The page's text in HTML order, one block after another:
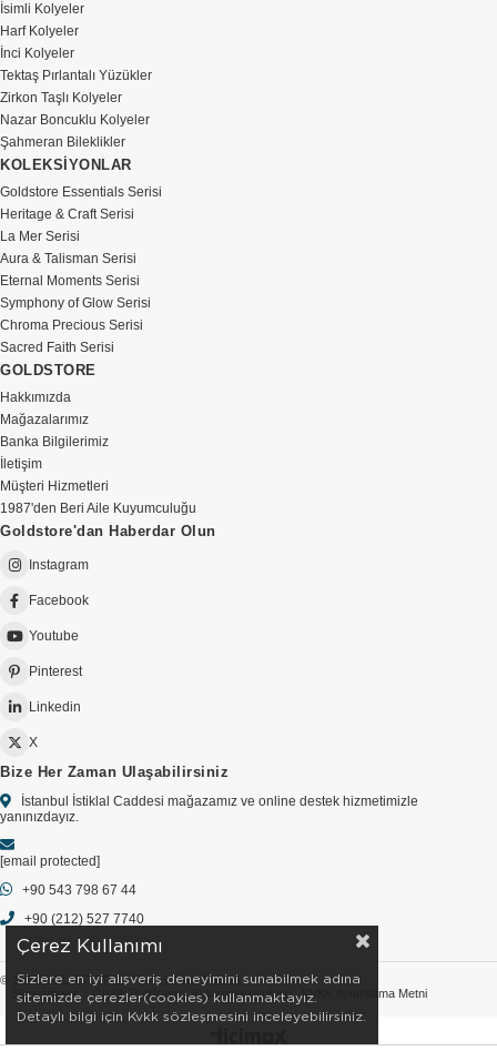
İsimli Kolyeler
Harf Kolyeler
İnci Kolyeler
Tektaş Pırlantalı Yüzükler
Zirkon Taşlı Kolyeler
Nazar Boncuklu Kolyeler
Şahmeran Bileklikler
KOLEKSİYONLAR
Goldstore Essentials Serisi
Heritage & Craft Serisi
La Mer Serisi
Aura & Talisman Serisi
Eternal Moments Serisi
Symphony of Glow Serisi
Chroma Precious Serisi
Sacred Faith Serisi
GOLDSTORE
Hakkımızda
Mağazalarımız
Banka Bilgilerimiz
İletişim
Müşteri Hizmetleri
1987'den Beri Aile Kuyumculuğu
Goldstore'dan Haberdar Olun
Instagram
Facebook
Youtube
Pinterest
Linkedin
X
Bize Her Zaman Ulaşabilirsiniz
İstanbul İstiklal Caddesi mağazamız ve online destek hizmetimizle
yanınızdayız.
[email protected]
+90 543 798 67 44
+90 (212) 527 7740
© 2026 GOLDSTORE - Tüm Hakları Saklıdır.
Sözleşmeler
Gizlilik Politikası Kullanım Koşulları KVKK Aydınlatma Metni
Çerez Kullanımı
Sizlere en iyi alışveriş deneyimini sunabilmek adına
sitemizde çerezler(cookies) kullanmaktayız.
Detaylı bilgi için Kvkk sözleşmesini inceleyebilirsiniz.